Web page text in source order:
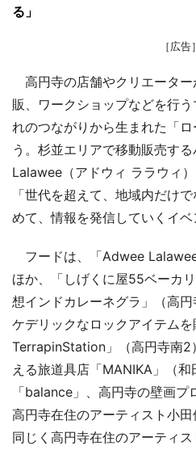
る」
［広告］
高円寺の店舗やクリエータ
販、ワークショップなどを行
れのつながりから生まれた「
う。杉並エリアで移動販売す
Lalawee（アドウィ ララウィ
「世代を超えて、地域内だけ
めて、情報を発信していくイベ
フードは、「Adwee
ほか、「しげくに屋55ベーカ
想インドカレーネグラ」（高
ケデリックなロックアイテム
TerrapinStation」（高円寺南2
える旅道具店「MANIKA」（
「balance」、高円寺の壁画プ
高円寺在住のアーティスト小田
同じく高円寺在住のアーティ